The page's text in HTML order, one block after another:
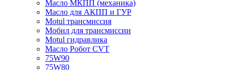
Масло МКПП (механика)
Масло для АКПП и ГУР
Motul трансмиссия
Мобил для трансмиссии
Motul гидравлика
Масло Робот CVT
75W90
75W80